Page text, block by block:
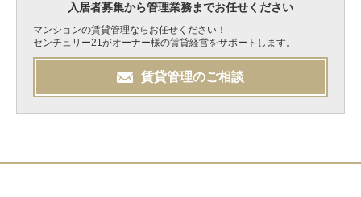
入居者募集から管理業務までお任せください
マンションの賃貸管理ならお任せください！
センチュリー21がオーナー様の賃貸経営をサポートします。
賃貸管理のご相談